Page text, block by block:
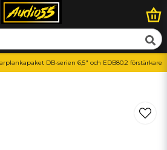
DB-serien 6,5" och EDB80.2 förstärkare